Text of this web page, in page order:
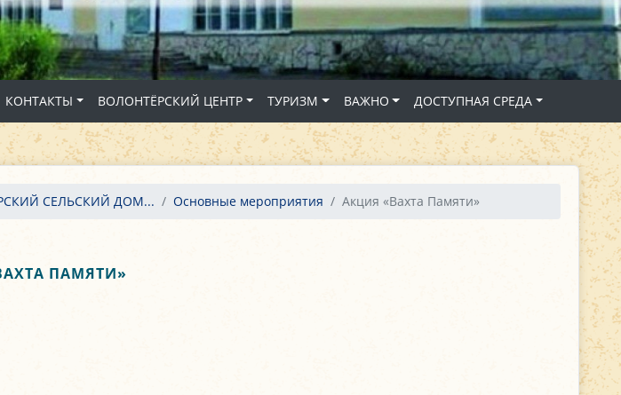
КОНТАКТЫ ВОЛОНТЁРСКИЙ ЦЕНТР ТУРИЗМ ВАЖНО ДОСТУПНАЯ СРЕДА
СЕЛЬСКИЙ ДОМ... Основные мероприятия Акция «Вахта Памяти»
ПАМЯТИ»